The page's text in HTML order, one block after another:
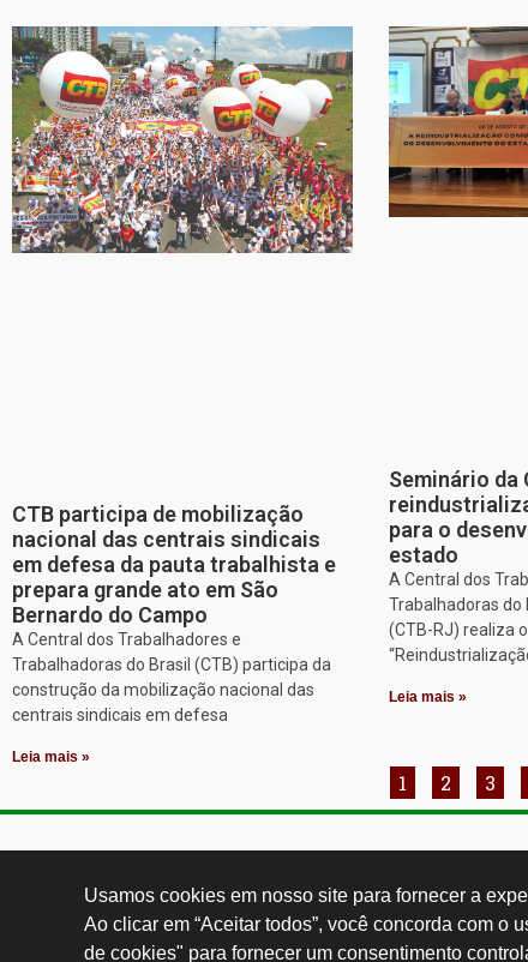
CTB participa de mobilização
nacional das centrais sindicais
em defesa da pauta trabalhista e
prepara grande ato em São
Bernardo do Campo
A Central dos Trabalhadores e
Trabalhadoras do Brasil (CTB) participa da
construção da mobilização nacional das
centrais sindicais em defesa
Leia mais »
Seminário da
para o
estado
A Central dos
Trabalhadoras do
(CTB-RJ) realiza
Leia mais »
1 2 3
Usamos cookies em nosso site para fornecer a
Ao clicar em “Aceitar todos”, você concorda com
de cookies" para fornecer um consentimento